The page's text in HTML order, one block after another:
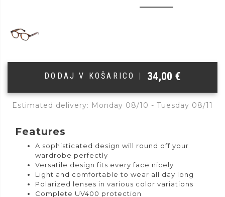
DODAJ V KOŠARICO 34,00 €
Estimated delivery: Monday 08/10 - Tuesday 08/11
Features
A sophisticated design will round off your
wardrobe perfectly
Versatile design fits every face nicely
Light and comfortable to wear all day long
Polarized lenses in various color variations
Complete UV400 protection